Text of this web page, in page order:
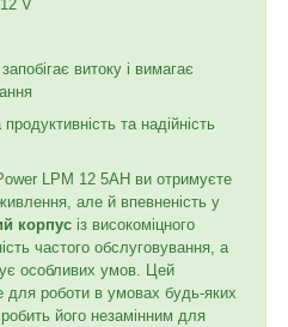
12 V
запобігає витоку і вимагає
продуктивність та надійність
LPM 12 5AH ви отримуєте
але й впевненість у
корпус із високоміцного
частого обслуговування, а
особливих умов. Цей
для роботи в умовах будь-яких
його незамінним для